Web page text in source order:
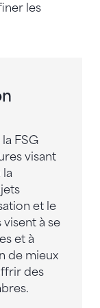
les
FSG
visant
et le
à se
et à
de mieux
des